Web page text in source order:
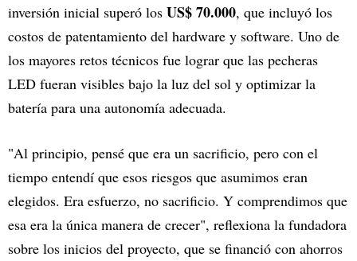
inversión inicial superó los US$ 70.000, que incluyó los
costos de patentamiento del hardware y software. Uno de
los mayores retos técnicos fue lograr que las pecheras
LED fueran visibles bajo la luz del sol y optimizar la
batería para una autonomía adecuada.
"Al principio, pensé que era un sacrificio, pero con el
tiempo entendí que esos riesgos que asumimos eran
elegidos. Era esfuerzo, no sacrificio. Y comprendimos que
esa era la única manera de crecer", reflexiona la fundadora
sobre los inicios del proyecto, que se financió con ahorros